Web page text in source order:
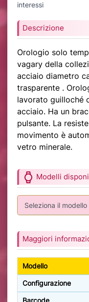
interessi
Descrizione
Orologio solo
vagary della
acciaio diametro
trasparente .
lavorato guilloché
acciaio. Ha un
pulsante. La
movimento è
vetro minerale.
watch Modelli
Maggiori
Modello
Configurazione
Barcode